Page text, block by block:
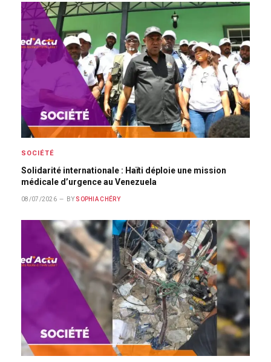
SOCIÉTÉ
Solidarité internationale : Haïti déploie une mission
médicale d’urgence au Venezuela
08/07/2026 BY SOPHIA CHÉRY